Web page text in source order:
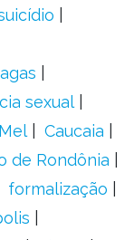
sexual
Caucaia
de Rondônia
formalização